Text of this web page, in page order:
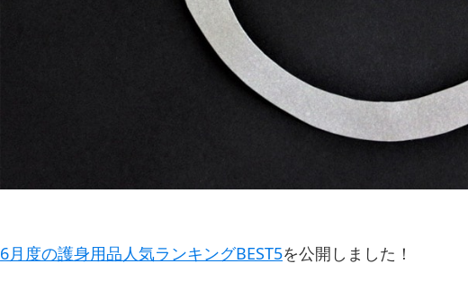
6月度の護身用品人気ランキングBEST5を公開しました！